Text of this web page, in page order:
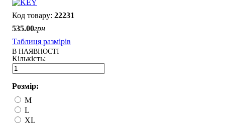
22231
535.00грн
Таблиця размірів
В НАЯВНОСТІ
Розмір:
M
L
XL